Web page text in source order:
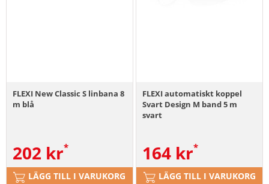
FLEXI New Classic S linbana 8
m blå
202 kr
LÄGG TILL I VARUKORG
FLEXI automatiskt koppel
Svart Design M band 5 m
svart
164 kr
LÄGG TILL I VARUKORG